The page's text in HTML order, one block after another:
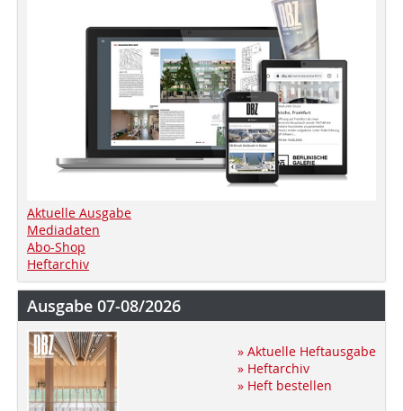
Aktuelle Ausgabe
Mediadaten
Abo-Shop
Heftarchiv
Ausgabe 07-08/2026
» Aktuelle Heftausgabe
» Heftarchiv
» Heft bestellen